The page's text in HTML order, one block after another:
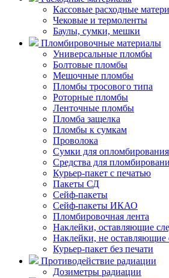
Кассовые расходные
Чековые и термоленты
Баулы, сумки, мешки
Пломбировочные материалы
Универсальные пломбы
Болтовые пломбы
Мешочные пломбы
Пломбы тросового типа
Роторные пломбы
Ленточные пломбы
Пломба защелка
Пломбы к сумкам
Проволока
Сумки для опломбирования
Средства для
Курьер-пакет с печатью
Пакеты СД
Сейф-пакеты
Сейф-пакеты ИКАО
Пломбировочная лента
Наклейки, оставляющие
Наклейки, не оставляющие
Курьер-пакет без печати
Противодействие радиации
Дозиметры радиации